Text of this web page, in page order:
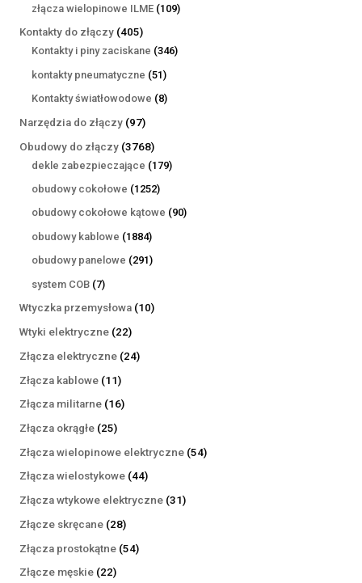
złącza wielopinowe ILME 109109
Kontakty do złączy 405405
produktów
Kontakty i piny zaciskane 346346
kontakty pneumatyczne 5151
produktów
Kontakty światłowodowe 88
Narzędzia do złączy 9797
produktów
Obudowy do złączy 37683768
produktów
dekle zabezpieczające 179179
obudowy cokołowe 12521252
produkty
obudowy cokołowe kątowe 9090
obudowy kablowe 18841884
produkty
obudowy panelowe 291291
system COB 77
produktów
Wtyczka przemysłowa 1010
Wtyki elektryczne 2222
produkty
Złącza elektryczne 2424
Złącza kablowe 1111
produktów
Złącza militarne 1616
Złącza okrągłe 2525
produktów
Złącza wielopinowe elektryczne 5454
Złącza wielostykowe 4444
produkty
Złącza wtykowe elektryczne 3131
Złącze skręcane 2828
produktów
Złącza prostokątne 5454
Złącze męskie 2222